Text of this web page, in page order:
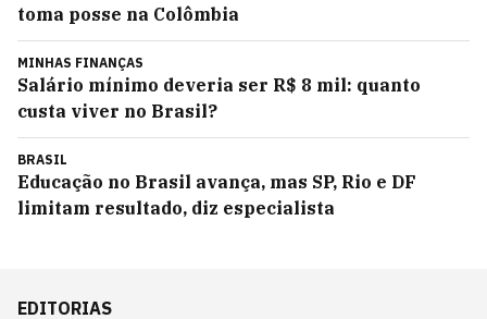
toma posse na Colômbia
MINHAS FINANÇAS
Salário mínimo deveria ser R$ 8 mil: quanto
custa viver no Brasil?
BRASIL
Educação no Brasil avança, mas SP, Rio e DF
limitam resultado, diz especialista
EDITORIAS